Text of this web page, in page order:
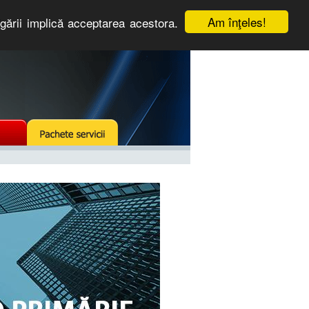
Am înţeles!
implică acceptarea acestora.